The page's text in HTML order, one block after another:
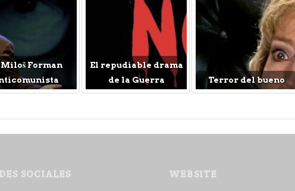
Miloš Forman
El repudiable drama
de la Guerra
Terror del bueno
SOCIALES WEBSITE